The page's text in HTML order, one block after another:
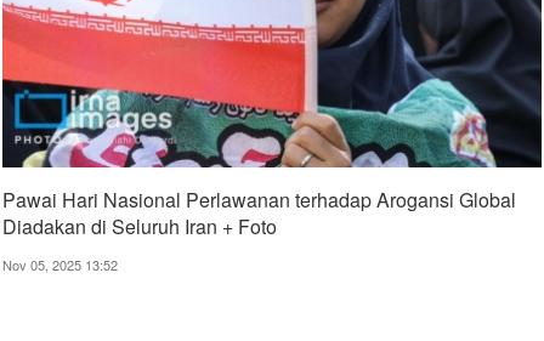
Pawai Hari Nasional Perlawanan terhadap Arogansi Global
Diadakan di Seluruh Iran + Foto
Nov 05, 2025 13:52